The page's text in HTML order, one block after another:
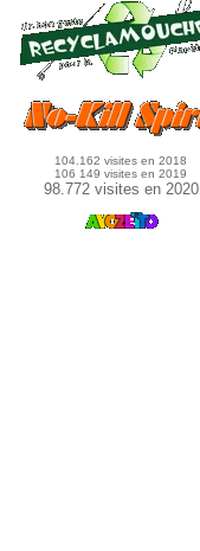
104.162 visites en 2018
106 149 visites en 2019
98.772 visites en 2020